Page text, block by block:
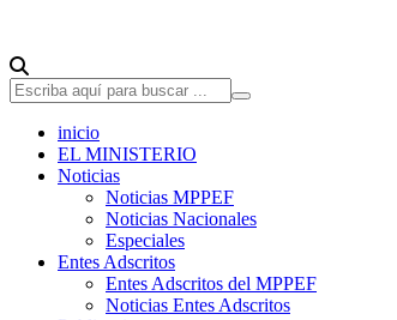
inicio
EL MINISTERIO
Noticias
Noticias MPPEF
Noticias Nacionales
Especiales
Entes Adscritos
Entes Adscritos del MPPEF
Noticias Entes Adscritos